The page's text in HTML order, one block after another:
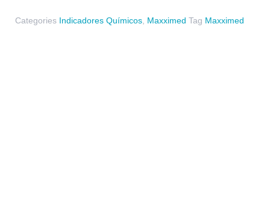
Categories Indicadores Químicos Maxximed Tag Maxximed